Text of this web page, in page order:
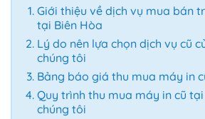
Giới thiệu về dịch vụ mua bán
tại Biên Hòa
Lý do nên lựa chọn dịch vụ cũ
chúng tôi
Bảng báo giá thu mua máy in
Quy trình thu mua máy in cũ
chúng tôi